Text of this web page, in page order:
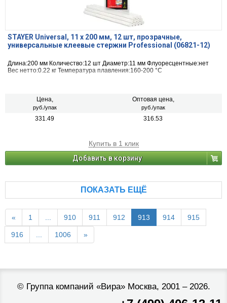
STAYER Universal, 11 х 200 мм, 12 шт, прозрачные,
универсальные клеевые стержни Professional (06821-12)
Длина:200 мм Количество:12 шт Диаметр:11 мм Флуоресцентные:нет
Вес нетто:0.22 кг Температура плавления:160-200 °С
Цена,
руб./упак
Оптовая цена,
руб./упак
331.49 316.53
Купить в 1 клик
Добавить в корзину
ПОКАЗАТЬ ЕЩЁ
« 1 ... 910 911 912 913 914 915
916 ... 1006 »
© Группа компаний «Вира»Москва, 2001 – 2026.